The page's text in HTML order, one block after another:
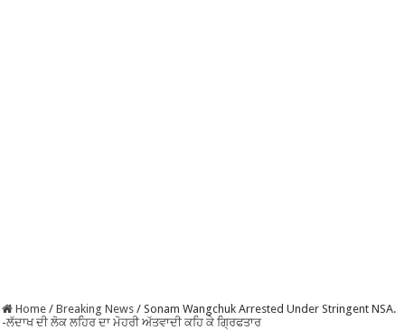
Home / Breaking News / Sonam Wangchuk Arrested Under Stringent NSA.
-ਲੱਦਾਖ ਦੀ ਲੋਕ ਲਹਿਰ ਦਾ ਮੋਹਰੀ ਅੱਤਵਾਦੀ ਕਹਿ ਕੇ ਗ੍ਰਿਫਤਾਰ